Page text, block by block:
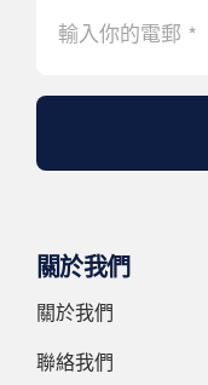
關於我們
關於我們
聯絡我們